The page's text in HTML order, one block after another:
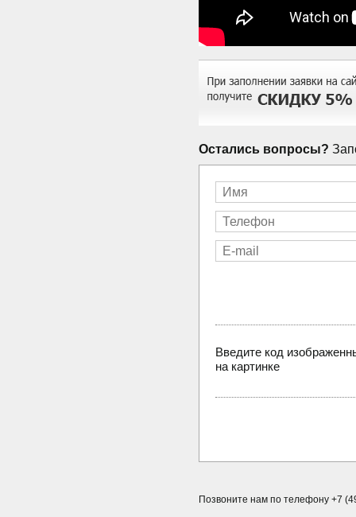
Остались вопросы?
Введите код
на картинке
Позвоните нам по телефону +7